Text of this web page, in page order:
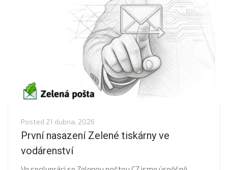
Posted 21 dubna, 2026
První nasazení Zelené tiskárny ve
vodárenství